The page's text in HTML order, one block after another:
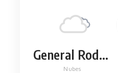
General Rodríguez
Nubes